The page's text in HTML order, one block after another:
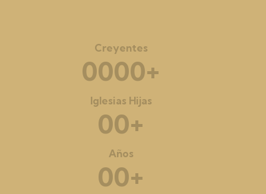
Creyentes
0000+
Iglesias Hijas
00+
Años
00+